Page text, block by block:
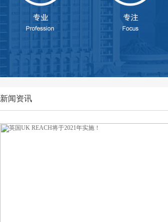
新闻资讯